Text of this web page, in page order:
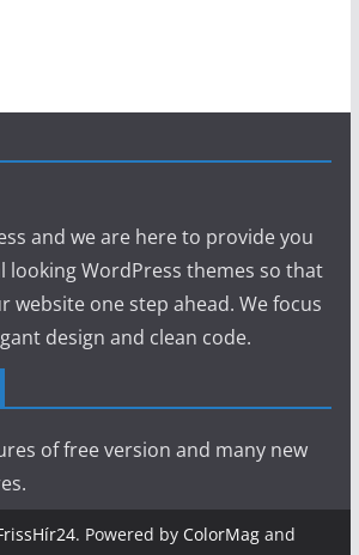
and we are here to provide you
looking WordPress themes so that
website one step ahead. We focus
design and clean code.
of free version and many new
. Powered by ColorMagand